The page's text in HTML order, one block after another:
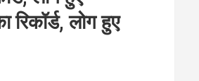
रिकॉर्ड, लोग हुए